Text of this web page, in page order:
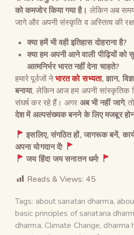
को कमजोर किया गया है। लेकिन अब
जागे और अपनी संस्कृति व अस्तित्व की
क्या हमें भी वही इतिहास दोहराना है?
क्या हम अपनी आने वाली पीढ़ियों को
आत्मनिर्भर भारत नहीं देना चाहते?
हमारे पूर्वजों नेभारत को सभ्यता, ज्ञान,
बनाया, लेकिन आज हम अपनी सांस्कृतिक
संघर्ष कर रहे हैं। अगर अब भी नहीं जागे,
देश में अल्पसंख्यक बनने के लिए मजबूर
इसलिए, संगठित हों, जागरूक बनें,
अपना योगदान दें!
जय हिंद!जय सनातन धर्म!
Reads & Views: 45
Tags: about sanatan dharma,
basic principles of sanatana
dharma, Climate Change, dharma